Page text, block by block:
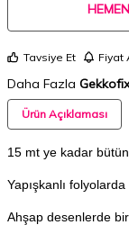
Tavsiye Et Fiyat
Daha Fazla
Ürün Açıklaması
15 mt ye kadar
Yapışkanlı
Ahşap desenlerde